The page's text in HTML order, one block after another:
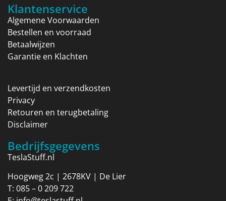
Klantenservice
Algemene Voorwaarden
Bestellen en voorraad
Betaalwijzen
Garantie en Klachten
Levertijd en verzendkosten
Privacy
Retouren en terugbetaling
Disclaimer
Bedrijfsgegevens
TeslaStuff.nl
Hoogweg 2c | 2678KV | De Lier
T: 085 – 0 209 722